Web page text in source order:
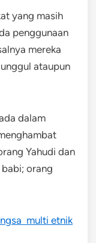
yang masih
penggunaan
mereka
ataupun
dalam
Yahudi dan
orang
multi etnik